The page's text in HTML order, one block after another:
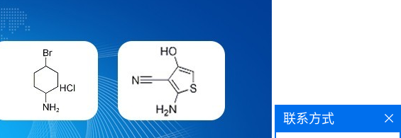
联系方式